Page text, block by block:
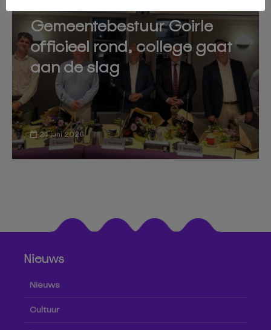
Gemeentebestuur Goirle
officieel rond, college gaat
aan de slag
24 juni 2026
Nieuws
Nieuws
Cultuur